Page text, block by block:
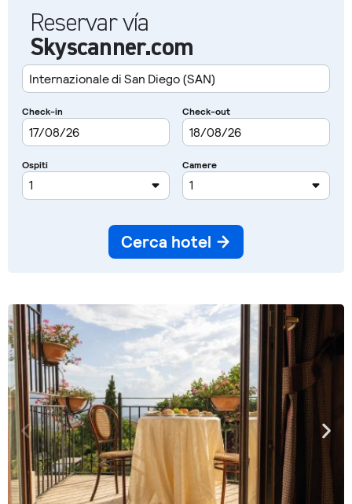
Reservar vía
Skyscanner.com